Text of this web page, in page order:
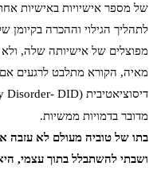
של מספר אישיויות באישיות
לתהליך הגילוי וההכרה בקיומן
מפוצלים של אישיותה שלה, ולא
מאיה, הקורא מתלבט לרגעים
דיסוציאטיבית (Disorder- DID
מדובר בדמויות ממשיות.
בתו של טוביה מעולם לא עזבה
ושבתי להשתבלל בתוך עצמי,